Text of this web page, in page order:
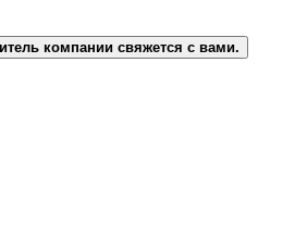
компании свяжется с вами.